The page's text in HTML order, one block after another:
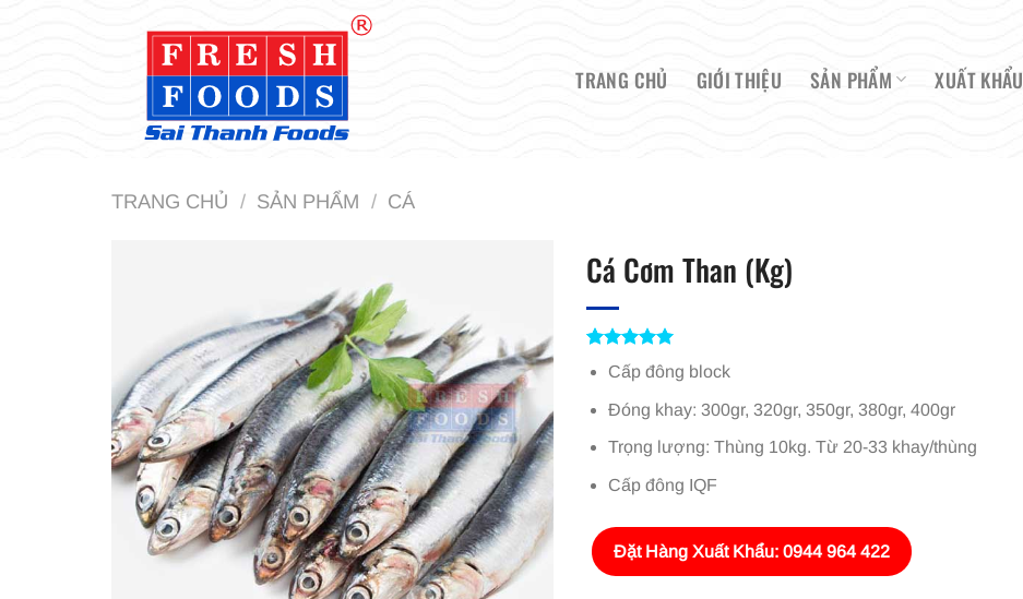
TRANG CHỦ GIỚI THIỆU SẢN PHẨM XUẤT KHẨU
TRANG CHỦ / SẢN PHẨM / CÁ
Cá Cơm Than (Kg)
trên 5
dựa trên
Cấp đông block
Đóng khay: 300gr, 320gr, 350gr, 380gr, 400gr
Trọng lượng: Thùng 10kg. Từ 20-33 khay/thùng
Cấp đông IQF
Đặt Hàng Xuất Khẩu: 0944 964 422